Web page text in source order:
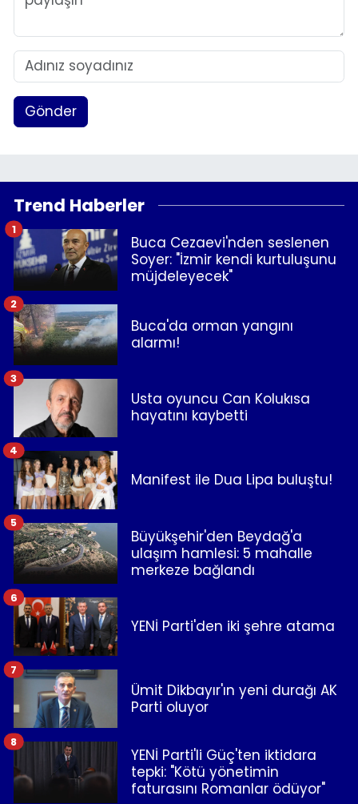
Gönder
Trend Haberler
Buca Cezaevi'nden seslenen
Soyer: "İzmir kendi kurtuluşunu
müjdeleyecek"
1
Buca'da orman yangını
alarmı!
2
Usta oyuncu Can Kolukısa
hayatını kaybetti
3
Manifest ile Dua Lipa buluştu!
4
Büyükşehir'den Beydağ'a
ulaşım hamlesi: 5 mahalle
merkeze bağlandı
5
YENİ Parti'den iki şehre atama
6
Ümit Dikbayır'ın yeni durağı AK
Parti oluyor
7
YENİ Parti'li Güç'ten iktidara
tepki: "Kötü yönetimin
faturasını Romanlar ödüyor"
8